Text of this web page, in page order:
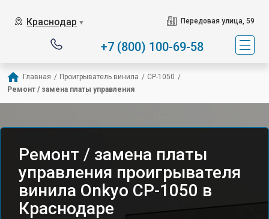
Краснодар ▼ Передовая улица, 59
+7 (800) 100-69-58
Главная / Проигрыватель винила / CP-1050 /
Ремонт / замена платы управления
Ремонт / замена платы
управления проигрывателя
винила Onkyo CP-1050 в
Краснодаре